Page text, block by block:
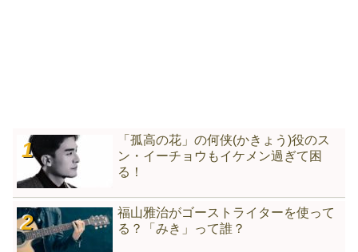
「孤高の花」の何侠(かきょう)役のス
ン・イーチョウもイケメン過ぎて困
る！
福山雅治がゴーストライターを使って
る？「みき」って誰？